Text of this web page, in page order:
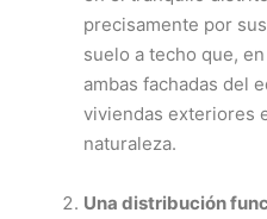
precisamente por
suelo a techo que,
ambas fachadas del
viviendas exteriores
naturaleza.
Una distribución